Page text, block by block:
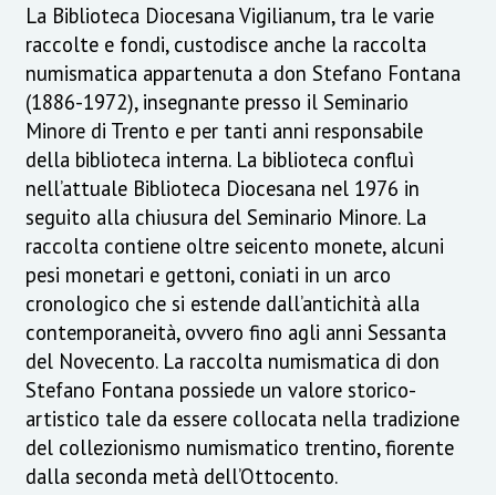
La Biblioteca Diocesana Vigilianum, tra le varie
raccolte e fondi, custodisce anche la raccolta
numismatica appartenuta a don Stefano Fontana
(1886-1972), insegnante presso il Seminario
Minore di Trento e per tanti anni responsabile
della biblioteca interna. La biblioteca confluì
nell’attuale Biblioteca Diocesana nel 1976 in
seguito alla chiusura del Seminario Minore. La
raccolta contiene oltre seicento monete, alcuni
pesi monetari e gettoni, coniati in un arco
cronologico che si estende dall’antichità alla
contemporaneità, ovvero fino agli anni Sessanta
del Novecento. La raccolta numismatica di don
Stefano Fontana possiede un valore storico-
artistico tale da essere collocata nella tradizione
del collezionismo numismatico trentino, fiorente
dalla seconda metà dell’Ottocento.